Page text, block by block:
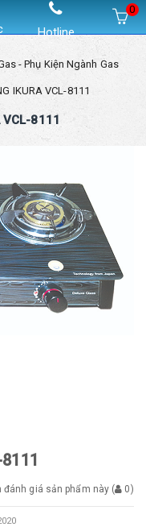
Hotline
0
- Phụ Kiện Ngành Gas
IKURA VCL-8111
VCL-8111
đánh giá sản phẩm này ( 0)